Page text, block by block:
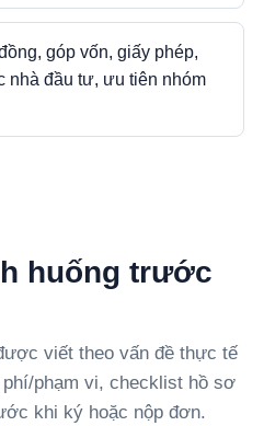
góp vốn, giấy phép,
nhà đầu tư, ưu tiên nhóm
huống trước
viết theo vấn đề thực tế
phạm vi, checklist hồ sơ
khi ký hoặc nộp đơn.